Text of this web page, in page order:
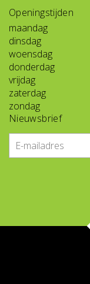
Openingstijden
maandag
dinsdag
woensdag
donderdag
vrijdag
zaterdag
zondag
Nieuwsbrief